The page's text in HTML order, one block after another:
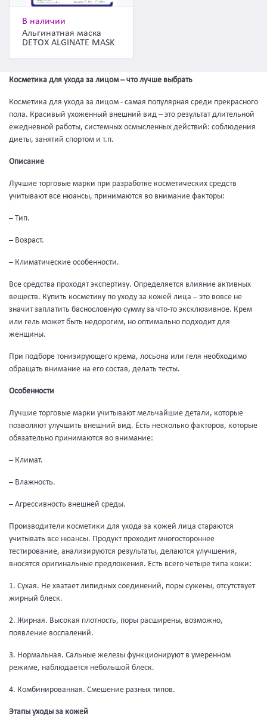
В наличии
Альгинатная маска
DETOX ALGINATE MASK
Косметика для ухода за лицом – что лучше выбрать
Косметика для ухода за лицом - самая популярная среди прекрасного
пола. Красивый ухоженный внешний вид – это результат длительной
ежедневной работы, системных осмысленных действий: соблюдения
диеты, занятий спортом и т.п.
Описание
Лучшие торговые марки при разработке косметических средств
учитывают все нюансы, принимаются во внимание факторы:
– Тип.
– Возраст.
– Климатические особенности.
Все средства проходят экспертизу. Определяется влияние активных
веществ. Купить косметику по уходу за кожей лица – это вовсе не
значит заплатить баснословную сумму за что-то эксклюзивное. Крем
или гель может быть недорогим, но оптимально подходит для
женщины.
При подборе тонизирующего крема, лосьона или геля необходимо
обращать внимание на его состав, делать тесты.
Особенности
Лучшие торговые марки учитывают мельчайшие детали, которые
позволяют улучшить внешний вид. Есть несколько факторов, которые
обязательно принимаются во внимание:
– Климат.
– Влажность.
– Агрессивность внешней среды.
Производители косметики для ухода за кожей лица стараются
учитывать все нюансы. Продукт проходит многостороннее
тестирование, анализируются результаты, делаются улучшения,
вносятся оригинальные предложения. Есть всего четыре типа кожи:
1. Сухая. Не хватает липидных соединений, поры сужены, отсутствует
жирный блеск.
2. Жирная. Высокая плотность, поры расширены, возможно,
появление воспалений.
3. Нормальная. Сальные железы функционируют в умеренном
режиме, наблюдается небольшой блеск.
4. Комбинированная. Смешение разных типов.
Этапы уходы за кожей